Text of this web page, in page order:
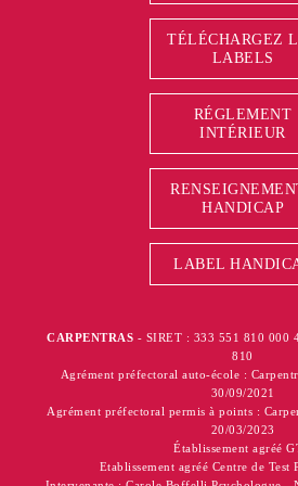
TÉLÉCHARGEZ
LABELS
RÉGLEMENT
INTÉRIEUR
HANDICAP
LABEL
CARPENTRAS - SIRET : 333 551 810 000
810
Agrément préfectoral auto-école :
30/09/2021
Agrément préfectoral permis à points :
20/03/2023
Établissement agréé
Etablissement agréé Centre de Test